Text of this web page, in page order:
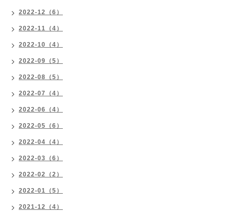
2022-12（6）
2022-11（4）
2022-10（4）
2022-09（5）
2022-08（5）
2022-07（4）
2022-06（4）
2022-05（6）
2022-04（4）
2022-03（6）
2022-02（2）
2022-01（5）
2021-12（4）